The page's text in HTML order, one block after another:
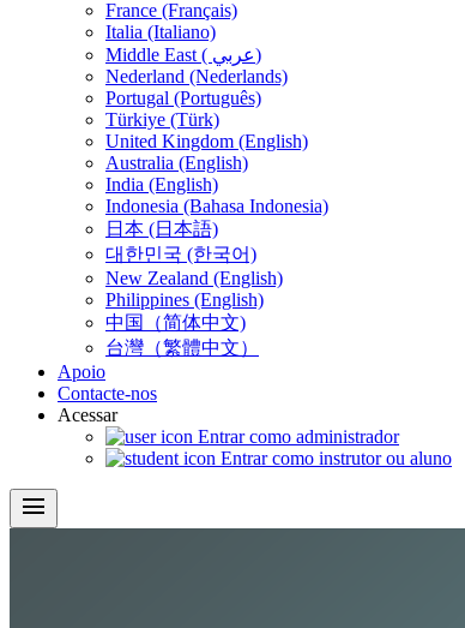
France (Français)
Italia (Italiano)
Middle East ( عربي)
Nederland (Nederlands)
Portugal (Português)
Türkiye (Türk)
United Kingdom (English)
Australia (English)
India (English)
Indonesia (Bahasa Indonesia)
日本 (日本語)
대한민국 (한국어)
New Zealand (English)
Philippines (English)
中国（简体中文)
台灣（繁體中文）
Apoio
Contacte-nos
Acessar
Entrar como administrador
Entrar como instrutor ou aluno
menu